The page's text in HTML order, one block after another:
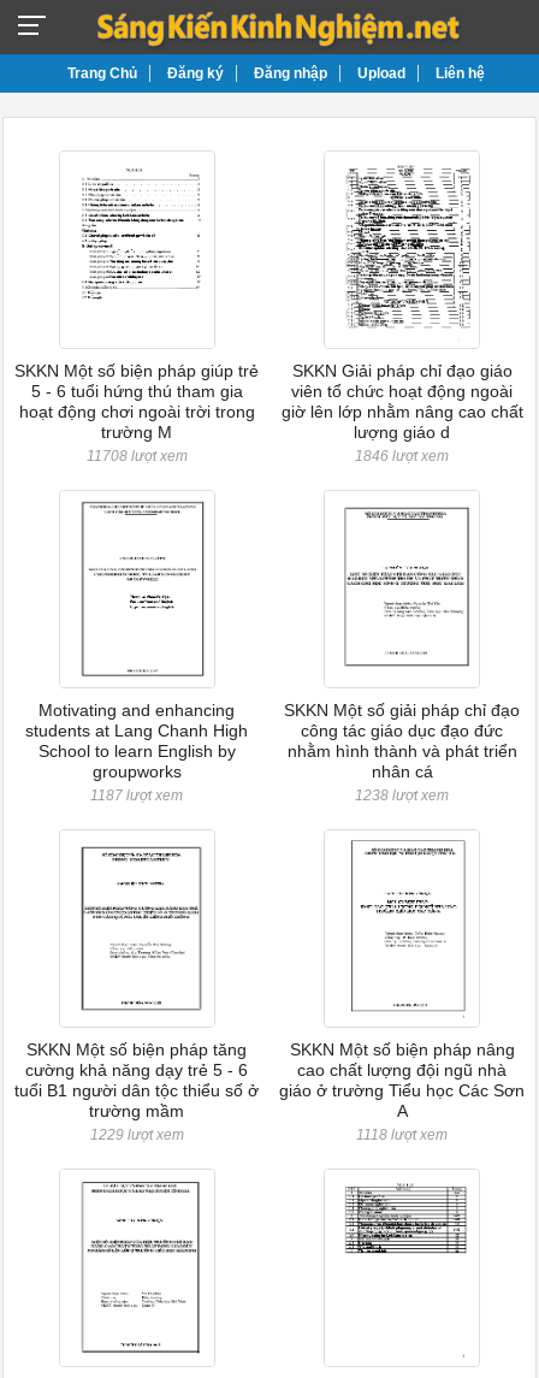
Trang Chủ Đăng ký Đăng nhập Upload Liên hệ
SKKN Một số biện pháp giúp trẻ
5 - 6 tuổi hứng thú tham gia
hoạt động chơi ngoài trời trong
trường M
11708 lượt xem
SKKN Giải pháp chỉ đạo giáo
viên tổ chức hoạt động ngoài
giờ lên lớp nhằm nâng cao chất
lượng giáo d
1846 lượt xem
Motivating and enhancing
students at Lang Chanh High
School to learn English by
groupworks
1187 lượt xem
SKKN Một số giải pháp chỉ đạo
công tác giáo dục đạo đức
nhằm hình thành và phát triển
nhân cá
1238 lượt xem
SKKN Một số biện pháp tăng
cường khả năng dạy trẻ 5 - 6
tuổi B1 người dân tộc thiểu số ở
trường mầm
1229 lượt xem
SKKN Một số biện pháp nâng
cao chất lượng đội ngũ nhà
giáo ở trường Tiểu học Các Sơn
A
1118 lượt xem